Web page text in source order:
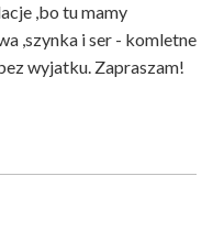
,bo tu mamy
,szynka i ser - komletne
wyjatku. Zapraszam!